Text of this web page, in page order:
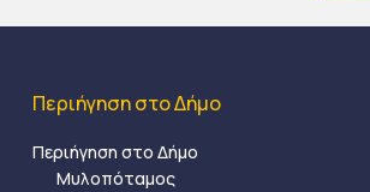
Περιήγηση στο Δήμο
Περιήγηση στο Δήμο
Μυλοπόταμος